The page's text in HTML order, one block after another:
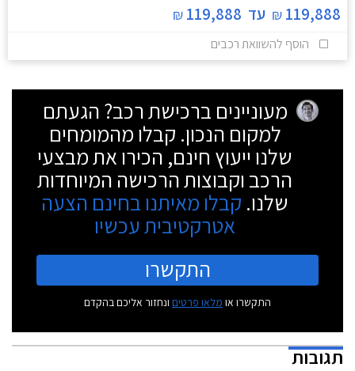
119,888
₪ עד 119,888
₪
הוסף להשוואת רכבים
מעוניינים ברכישת רכב? הגעתם
למקום הנכון. קבלו מהמומחים
שלנו ייעוץ חינם, הכירו את מבצעי
הרכב וקבוצות הרכישה המיוחדות
שלנו. קבלו מאיתנו בחינם הצעה
אטרקטיבית עכשיו
התקשרו
התקשרו או מלאו פרטים ונחזור אליכם בהקדם
תגובות